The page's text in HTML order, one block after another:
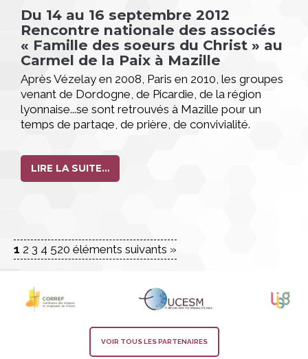
Du 14 au 16 septembre 2012
Rencontre nationale des associés
« Famille des soeurs du Christ » au
Carmel de la Paix à Mazille
Après Vézelay en 2008, Paris en 2010, les groupes
venant de Dordogne, de Picardie, de la région
lyonnaise...se sont retrouvés à Mazille pour un
temps de partage, de prière, de convivialité.
LIRE LA SUITE…
20 éléments suivants »
1 2 3 4 5
VOIR TOUS LES PARTENAIRES